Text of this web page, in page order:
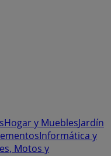
Hogar y MueblesJardín
Informática y
Motos y